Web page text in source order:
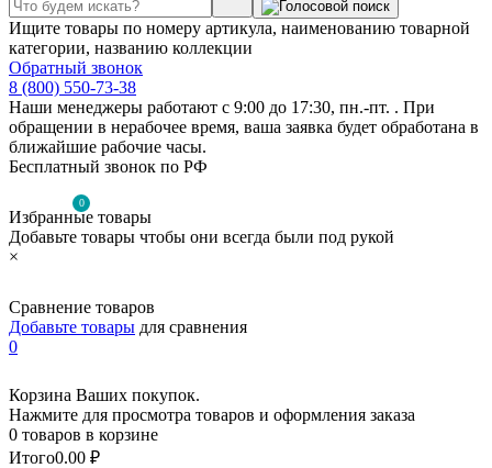
Ищите товары по номеру артикула, наименованию товарной
категории, названию коллекции
Обратный звонок
8 (800) 550-73-38
Наши менеджеры работают с 9:00 до 17:30, пн.-пт. . При
обращении в нерабочее время, ваша заявка будет обработана в
ближайшие рабочие часы.
Бесплатный звонок по РФ
0
Избранные товары
Добавьте товары чтобы они всегда были под рукой
×
Сравнение товаров
Добавьте товары для сравнения
0
Корзина Ваших покупок.
Нажмите для просмотра товаров и оформления заказа
0 товаров в корзине
Итого0.00 ₽